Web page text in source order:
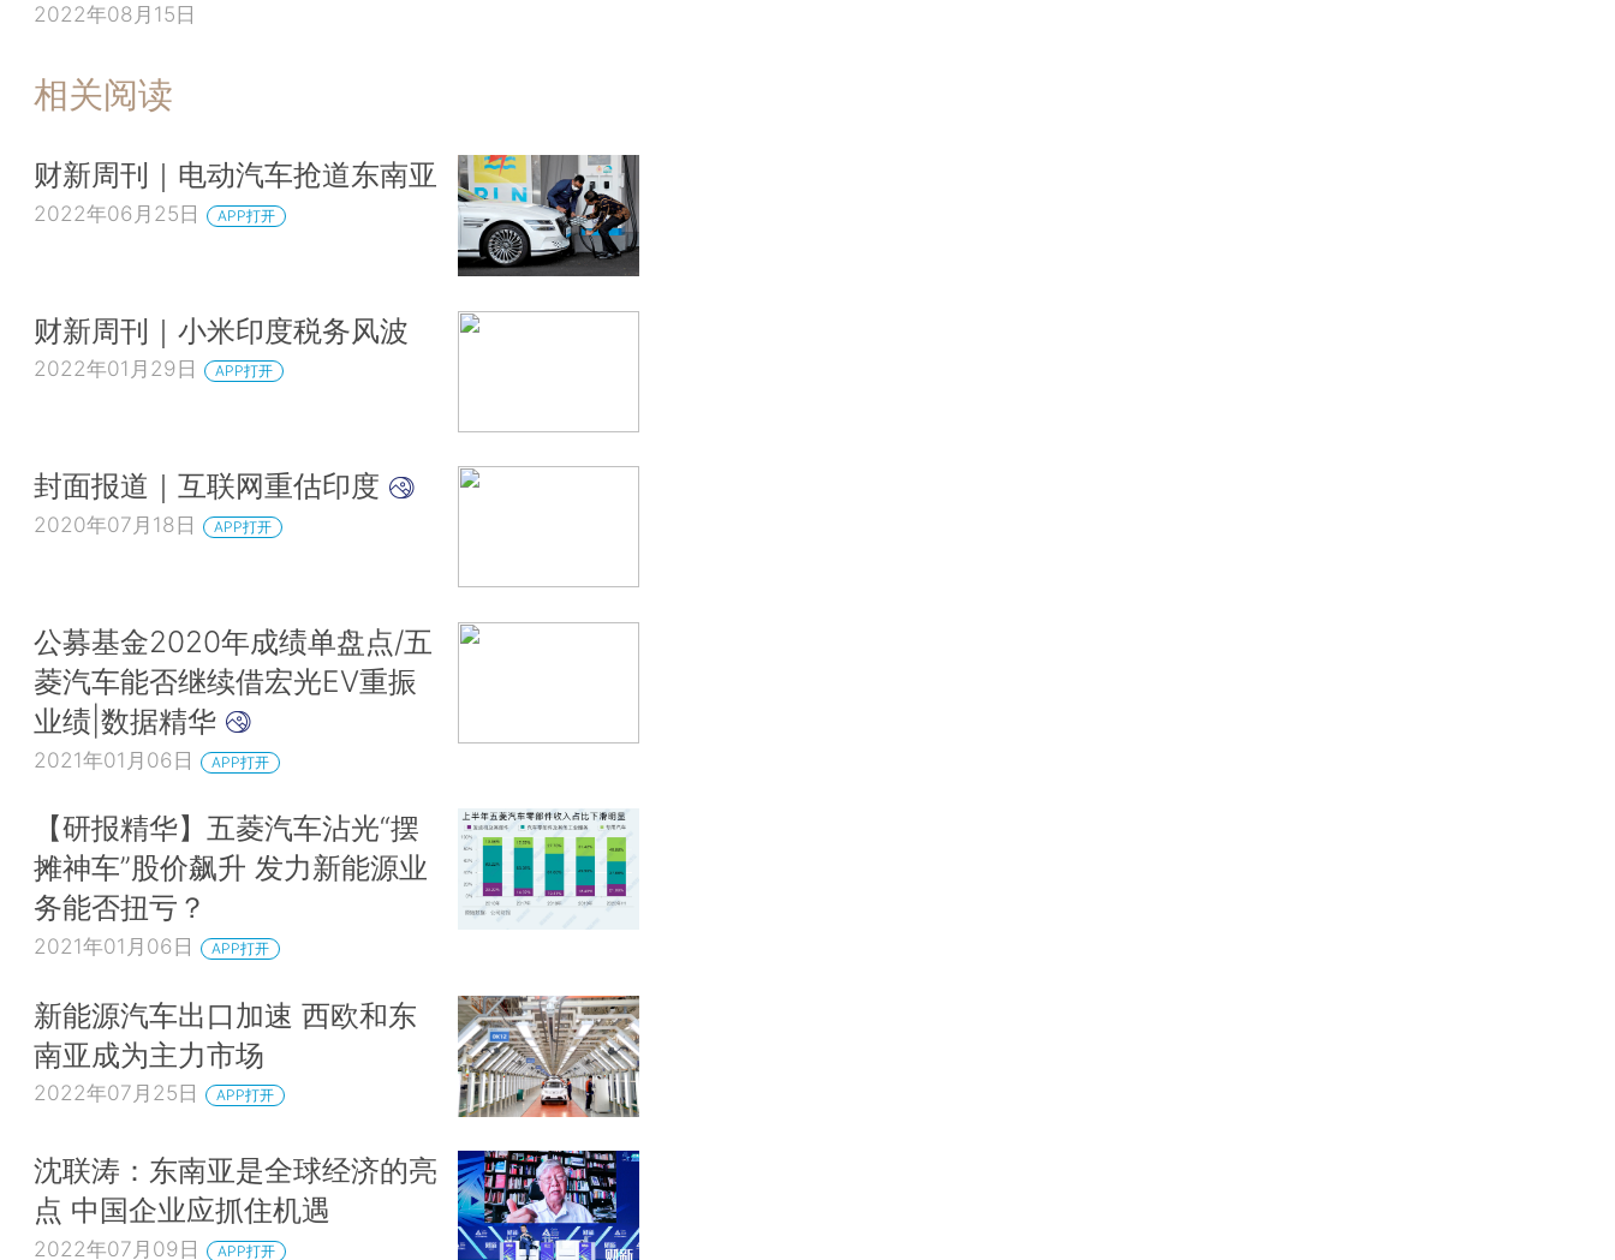
2022年08月15日
相关阅读
财新周刊｜电动汽车抢道东南亚
2022年06月25日 APP打开
财新周刊｜小米印度税务风波
2022年01月29日 APP打开
封面报道｜互联网重估印度
2020年07月18日 APP打开
公募基金2020年成绩单盘点/五
菱汽车能否继续借宏光EV重振
业绩|数据精华
2021年01月06日 APP打开
【研报精华】五菱汽车沾光“摆
摊神车”股价飙升 发力新能源业
务能否扭亏？
2021年01月06日 APP打开
新能源汽车出口加速 西欧和东
南亚成为主力市场
2022年07月25日 APP打开
沈联涛：东南亚是全球经济的亮
点 中国企业应抓住机遇
2022年07月09日 APP打开